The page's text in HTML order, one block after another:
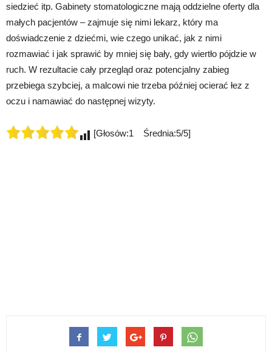
siedzieć itp. Gabinety stomatologiczne mają oddzielne oferty dla
małych pacjentów – zajmuje się nimi lekarz, który ma
doświadczenie z dziećmi, wie czego unikać, jak z nimi
rozmawiać i jak sprawić by mniej się bały, gdy wiertło pójdzie w
ruch. W rezultacie cały przegląd oraz potencjalny zabieg
przebiega szybciej, a malcowi nie trzeba później ocierać łez z
oczu i namawiać do następnej wizyty.
[Głosów:1 Średnia:5/5]